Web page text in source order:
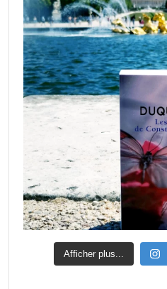
Afficher plus...